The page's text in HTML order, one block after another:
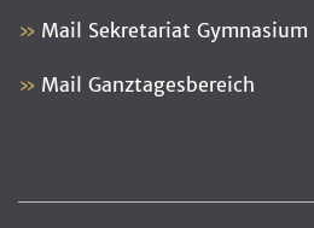
Mail Sekretariat Gymnasium
Mail Ganztagesbereich